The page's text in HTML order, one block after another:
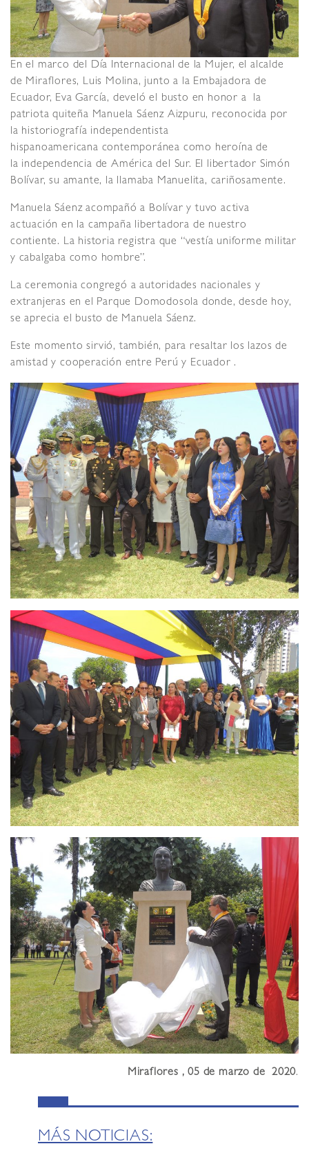
En el marco del Día Internacional de la Mujer, el alcalde
de Miraflores, Luis Molina, junto a la Embajadora de
Ecuador, Eva García, develó el busto en honor a la
patriota quiteña Manuela Sáenz Aizpuru, reconocida por
la historiografía independentista
hispanoamericana contemporánea como heroína de
la independencia de América del Sur. El libertador Simón
Bolívar, su amante, la llamaba Manuelita, cariñosamente.
Manuela Sáenz acompañó a Bolívar y tuvo activa
actuación en la campaña libertadora de nuestro
contiente. La historia registra que “vestía uniforme militar
y cabalgaba como hombre”.
La ceremonia congregó a autoridades nacionales y
extranjeras en el Parque Domodosola donde, desde hoy,
se aprecia el busto de Manuela Sáenz.
Este momento sirvió, también, para resaltar los lazos de
amistad y cooperación entre Perú y Ecuador .
Miraflores , 05 de marzo de 2020.
MÁS NOTICIAS: